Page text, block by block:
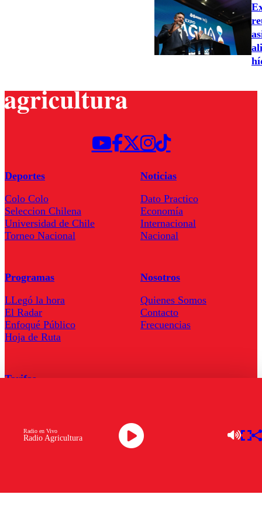
Radio Agricultura
Radio en Vivo
Deportes
Colo Colo
Seleccion Chilena
Universidad de Chile
Torneo Nacional
Noticias
Dato Practico
Economía
Internacional
Nacional
Programas
LLegó la hora
El Radar
Enfoqué Público
Hoja de Ruta
Nosotros
Quienes Somos
Contacto
Frecuencias
Tarifas
Descarga la APP